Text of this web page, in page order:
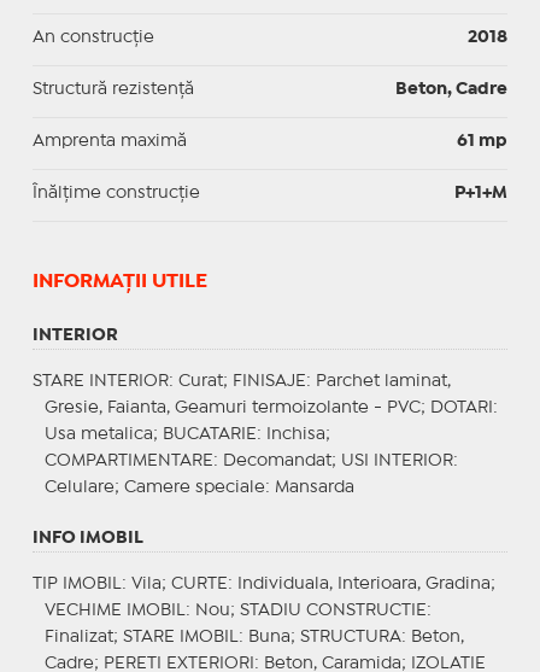
An construcție 2018
Structură rezistență Beton, Cadre
Amprenta maximă 61 mp
Înălțime construcție P+1+M
INFORMAŢII UTILE
INTERIOR
STARE INTERIOR: Curat; FINISAJE : Parchet laminat,
Gresie, Faianta, Geamuri termoizolante - PVC;
DOTARI :
Usa metalica; BUCATARIE : Inchisa;
COMPARTIMENTARE : Decomandat; USI INTERIOR:
Celulare; Camere speciale: Mansarda
INFO IMOBIL
TIP IMOBIL : Vila; CURTE : Individuala, Interioara, Gradina;
VECHIME IMOBIL : Nou; STADIU CONSTRUCTIE :
Finalizat; STARE IMOBIL : Buna; STRUCTURA: Beton,
Cadre; PERETI EXTERIORI : Beton, Caramida;
IZOLATIE